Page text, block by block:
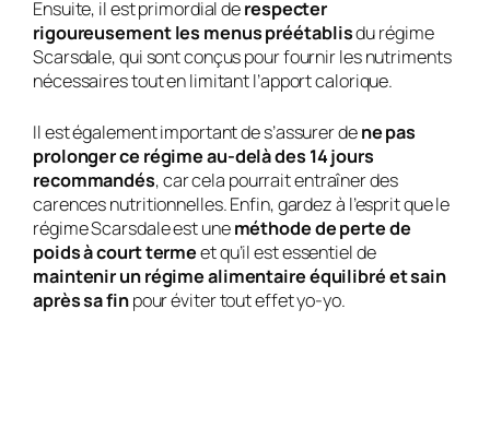
Ensuite, il est primordial derespecter
rigoureusement les menus préétablisdu régime
Scarsdale, qui sont conçus pour fournir les nutriments
nécessaires tout en limitant l’apport calorique.
Il est également important de s’assurer dene pas
prolonger ce régime au-delà des 14 jours
recommandés, car cela pourrait entraîner des
carences nutritionnelles. Enfin, gardez à l’esprit que le
régime Scarsdale est uneméthode de perte de
poids à court termeet qu’il est essentiel de
maintenir un régime alimentaire équilibré et sain
après sa finpour éviter tout effet yo-yo.